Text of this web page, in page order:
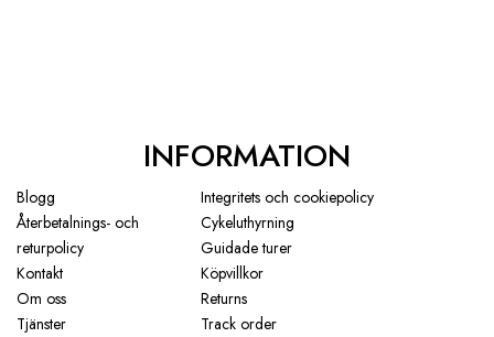
INFORMATION
Blogg
Integritets och cookiepolicy
Återbetalnings- och
returpolicy
Cykeluthyrning
Guidade turer
Kontakt
Köpvillkor
Om oss
Returns
Tjänster
Track order